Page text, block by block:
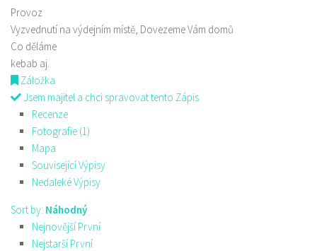
Provoz
Vyzvednutí na výdejním místě, Dovezeme Vám domů
Co děláme
kebab aj.
Záložka
Jsem majitel a chci spravovat tento Zápis
Recenze
Fotografie (1)
Mapa
Související Výpisy
Nedaleké Výpisy
Sort by: Náhodný
Nejnovější První
Nejstarší První